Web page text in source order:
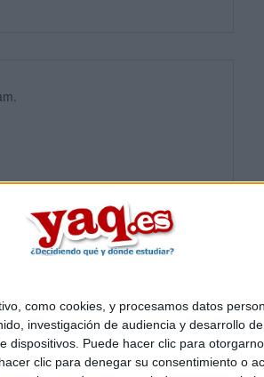
como cookies, y procesamos datos
investigación de audiencia y desarrollo de
Puede hacer clic para
clic para denegar su consentimiento o
somos |Contactar| Anúnciate
privacidad|Condiciones generales|Política